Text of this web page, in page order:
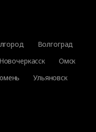
Волгоград
Новочеркасск
Омск
Ульяновск